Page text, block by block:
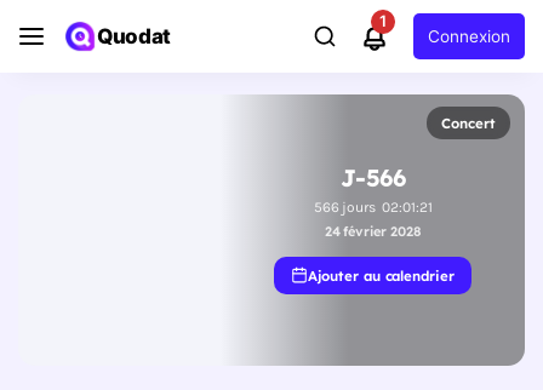
Quodat
1
Connexion
Concert
J-566
566jours 02:01:20
24 février 2028
Ajouter au calendrier